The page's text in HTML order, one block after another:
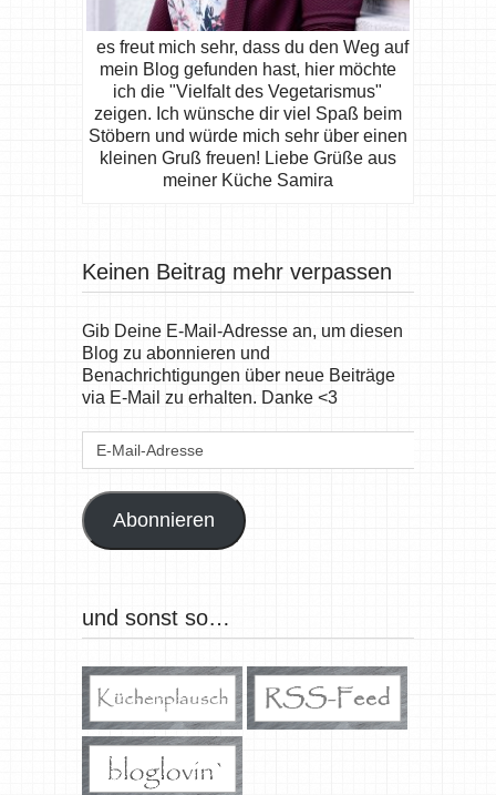
es freut mich sehr, dass du den Weg auf
mein Blog gefunden hast, hier möchte
ich die "Vielfalt des Vegetarismus"
zeigen. Ich wünsche dir viel Spaß beim
Stöbern und würde mich sehr über einen
kleinen Gruß freuen! Liebe Grüße aus
meiner Küche Samira
Keinen Beitrag mehr verpassen
Gib Deine E-Mail-Adresse an, um diesen
Blog zu abonnieren und
Benachrichtigungen über neue Beiträge
via E-Mail zu erhalten. Danke <3
E-
Abonnieren
und sonst so…